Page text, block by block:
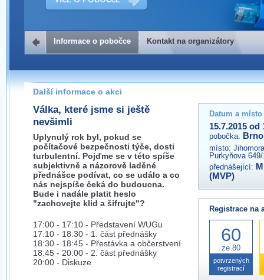
Kontakt na organizátory
Pokud máte jakýkoliv dotaz na organizátory této akce,
prosím neváhejte nás kontaktovat na e-mailu:
brno@wug.cz
Informace o pobočce Kontakt na organizátory
Další informace o akci
Válka, které jsme si ještě
nevšimli
Uplynulý rok byl, pokud se
počítačové bezpečnosti týče, dosti
turbulentní. Pojďme se v této spíše
subjektivně a názorově laděné
přednášce podívat, co se událo a co
nás nejspíše čeká do budoucna.
Bude i nadále platit heslo
"zachovejte klid a šifrujte"?
17:00 - 17:10 - Představení WUGu
17:10 - 18:30 - 1. část přednášky
18:30 - 18:45 - Přestávka a občerstvení
18:45 - 20:00 - 2. část přednášky
20:00 - Diskuze
Datum a
15.7.2015 od
pobočka: Brno
místo:
Purkyňova
přednášející:
(MVP)
Registrace na
60
ze 80
potvrzených
registrací